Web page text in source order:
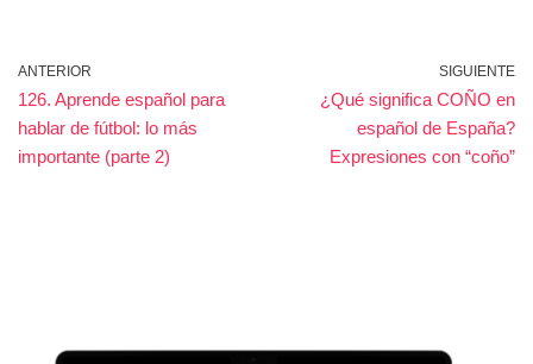
ANTERIOR
126. Aprende español para
hablar de fútbol: lo más
importante (parte 2)
SIGUIENTE
¿Qué significa COÑO en
español de España?
Expresiones con “coño”